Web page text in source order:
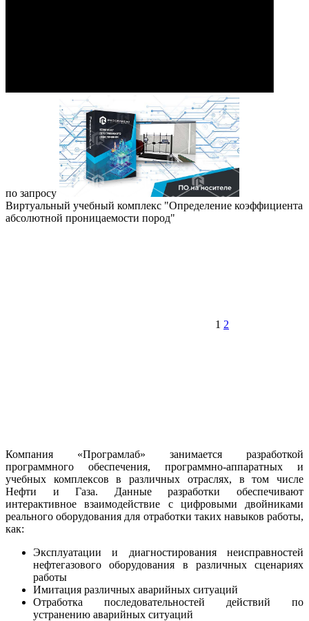
по запросу
Виртуальный учебный комплекс "Определение коэффициента
абсолютной проницаемости пород"
1 2
Компания «Програмлаб» занимается разработкой
программного обеспечения, программно-аппаратных и
учебных комплексов в различных отраслях, в том числе
Нефти и Газа. Данные разработки обеспечивают
интерактивное взаимодействие с цифровыми двойниками
реального оборудования для отработки таких навыков работы,
как:
Эксплуатации и диагностирования неисправностей
нефтегазового оборудования в различных сценариях
работы
Имитация различных аварийных ситуаций
Отработка последовательностей действий по
устранению аварийных ситуаций